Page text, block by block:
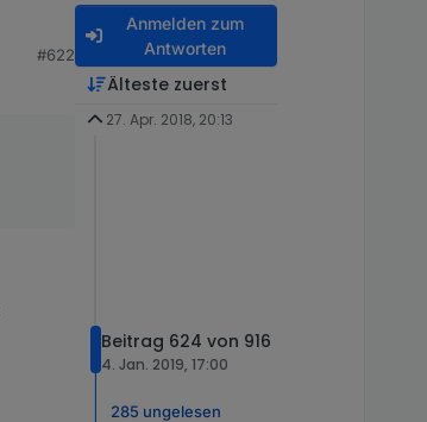
#622
Anmelden zum
Antworten
Älteste zuerst
27. Apr. 2018, 20:13
Beitrag 624 von 916
4. Jan. 2019, 17:00
285 ungelesen